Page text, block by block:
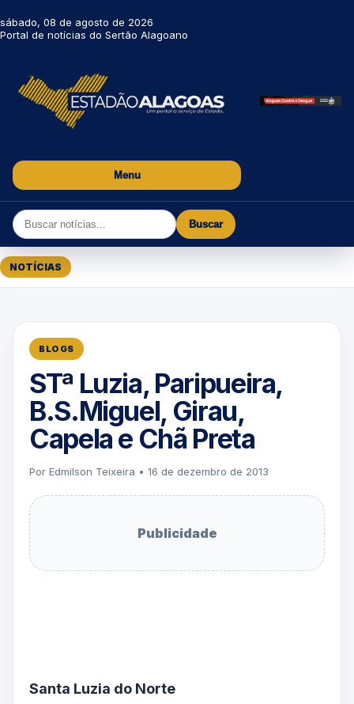
sábado, 08 de agosto de 2026
Portal de notícias do Sertão Alagoano
Menu
Buscar
NOTÍCIAS
BLOGS
STª Luzia, Paripueira,
B.S.Miguel, Girau,
Capela e Chã Preta
Por Edmilson Teixeira • 16 de dezembro de 2013
Publicidade
Santa Luzia do Norte